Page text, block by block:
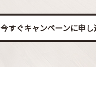
今すぐキャンペーンに申し